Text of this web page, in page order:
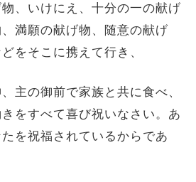
、いけにえ、十分の一の献げ
満願の献げ物、随意の献げ
をそこに携えて行き、
主の御前で家族と共に食べ、
をすべて喜び祝いなさい。あ
を祝福されているからであ